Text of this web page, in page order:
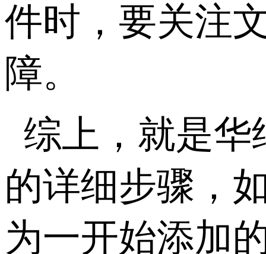
件时，要关注
障。
综上，就是华
的详细步骤，
为一开始添加